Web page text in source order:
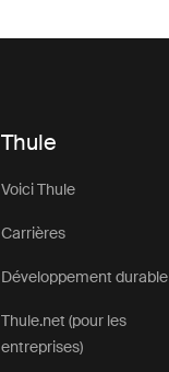
Thule
Voici Thule
Carrières
Développement durable
Thule.net (pour les
entreprises)